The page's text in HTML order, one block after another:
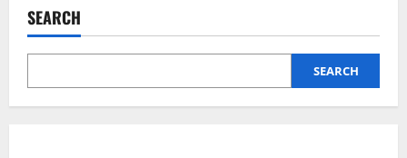
SEARCH
SEARCH